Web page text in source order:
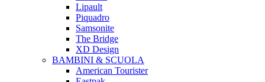
Lipault
Piquadro
Samsonite
The Bridge
XD Design
BAMBINI & SCUOLA
American Tourister